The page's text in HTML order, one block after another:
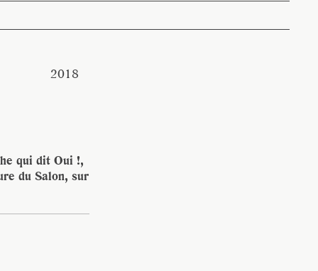
2018
qui dit Oui !,
du Salon, sur
une